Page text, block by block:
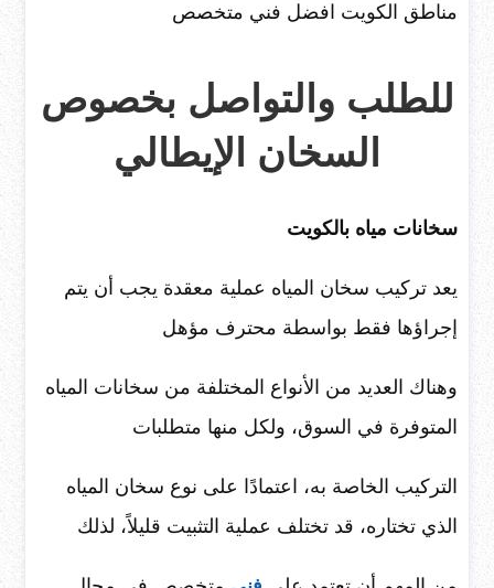
مناطق الكويت افضل فني متخصص
للطلب والتواصل بخصوص
السخان الإيطالي
سخانات مياه بالكويت
يعد تركيب سخان المياه عملية معقدة يجب أن يتم
إجراؤها فقط بواسطة محترف مؤهل
وهناك العديد من الأنواع المختلفة من سخانات المياه
المتوفرة في السوق، ولكل منها متطلبات
التركيب الخاصة به، اعتمادًا على نوع سخان المياه
الذي تختاره، قد تختلف عملية التثبيت قليلاً، لذلك